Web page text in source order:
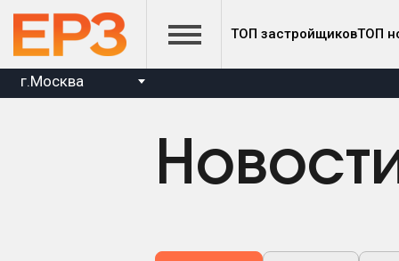
ТОП застройщиковТОП
г.Москва